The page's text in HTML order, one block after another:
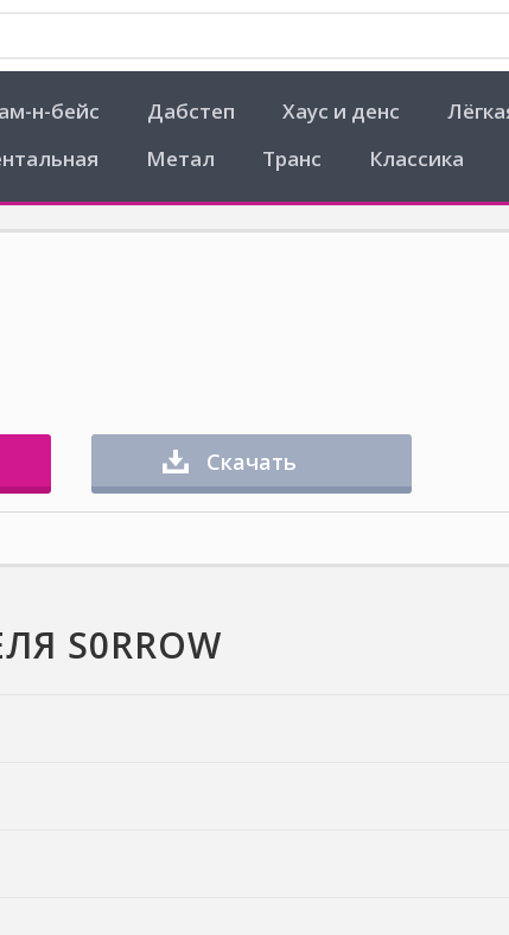
н-бейс Дабстеп Хаус и денс
Метал Транс Классика
Скачать
S0RROW